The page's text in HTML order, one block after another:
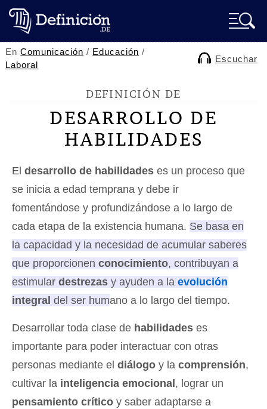
EnComunicación / Educación /
Laboral
Escuchar
DEFINICIÓN DE
DESARROLLO DE
HABILIDADES
El desarrollo de habilidades es un proceso que
se inicia a edad temprana y debe ir
fomentándose y profundizándose a lo largo de
cada etapa de la existencia humana. Se basa en
la capacidad y la necesidad de acumular saberes
que proporcionen conocimiento, contribuyan a
estimular destrezas y ayuden a la evolución
integral del ser humano a lo largo del tiempo.
Desarrollar toda clase de habilidades es
importante para poder interactuar con otras
personas mediante el diálogo y la comprensión,
cultivar la inteligencia emocional , lograr un
pensamiento crítico y saber adaptarse a